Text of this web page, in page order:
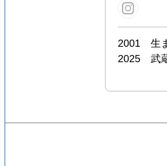
2001　生
2025　武